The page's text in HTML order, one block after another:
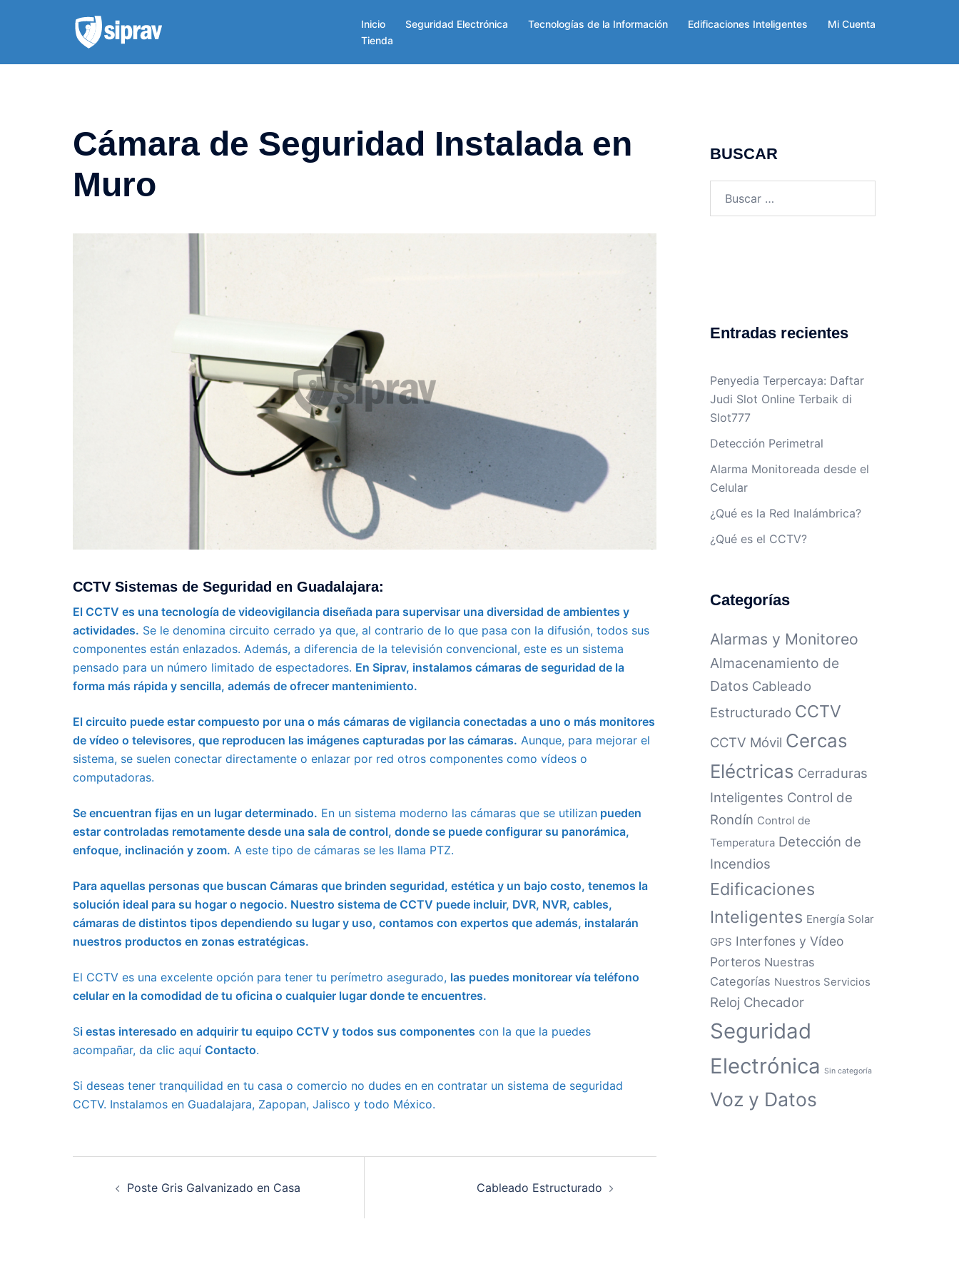
Inicio Seguridad Electrónica Tecnologías de la Información Edificaciones Inteligentes
Mi Cuenta
Tienda
Cámara de Seguridad Instalada en
Muro
CCTV Sistemas de Seguridad en Guadalajara:
El CCTV es una tecnología de videovigilancia diseñada para supervisar una diversidad de ambientes y
actividades. Se le denomina circuito cerrado ya que, al contrario de lo que pasa con la difusión, todos sus
componentes están enlazados. Además, a diferencia de la televisión convencional, este es un sistema
pensado para un número limitado de espectadores. En Siprav, instalamos cámaras de seguridad de la
forma más rápida y sencilla, además de ofrecer mantenimiento.
El circuito puede estar compuesto por una o más cámaras de vigilancia conectadas a uno o más monitores
de vídeo o televisores, que reproducen las imágenes capturadas por las cámaras. Aunque, para mejorar el
sistema, se suelen conectar directamente o enlazar por red otros componentes como vídeos o
computadoras.
Se encuentran fijas en un lugar determinado. En un sistema moderno las cámaras que se utilizan pueden
estar controladas remotamente desde una sala de control, donde se puede configurar su panorámica,
enfoque, inclinación y zoom. A este tipo de cámaras se les llama PTZ.
Para aquellas personas que buscan Cámaras que brinden seguridad, estética y un bajo costo, tenemos la
solución ideal para su hogar o negocio. Nuestro sistema de CCTV puede incluir, DVR, NVR, cables,
cámaras de distintos tipos dependiendo su lugar y uso, contamos con expertos que además, instalarán
nuestros productos en zonas estratégicas.
El CCTV es una excelente opción para tener tu perímetro asegurado, las puedes monitorear vía teléfono
celular en la comodidad de tu oficina o cualquier lugar donde te encuentres.
Si estas interesado en adquirir tu equipo CCTV y todos sus componentes con la que la puedes
acompañar, da clic aquí Contacto.
Si deseas tener tranquilidad en tu casa o comercio no dudes en en contratar un sistema de seguridad
CCTV. Instalamos en Guadalajara, Zapopan, Jalisco y todo México.
Poste Gris Galvanizado en Casa Cableado Estructurado
BUSCAR
Entradas recientes
Penyedia Terpercaya: Daftar
Judi Slot Online Terbaik di
Slot777
Detección Perimetral
Alarma Monitoreada desde el
Celular
¿Qué es la Red Inalámbrica?
¿Qué es el CCTV?
Categorías
Alarmas y Monitoreo
Almacenamiento de
Datos Cableado
Estructurado CCTV
CCTV Móvil Cercas
Eléctricas Cerraduras
Inteligentes Control de
Rondín Control de
Temperatura Detección de
Incendios
Edificaciones
Inteligentes Energía Solar
GPS Interfones y Vídeo
Porteros Nuestras
Categorías Nuestros Servicios
Reloj Checador
Seguridad
Electrónica Sin categoría
Voz y Datos